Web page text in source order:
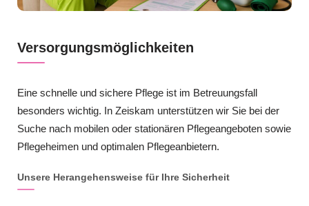
Versorgungsmöglichkeiten
Eine schnelle und sichere Pflege ist im Betreuungsfall
besonders wichtig. In Zeiskam unterstützen wir Sie bei der
Suche nach mobilen oder stationären Pflegeangeboten sowie
Pflegeheimen und optimalen Pflegeanbietern.
Unsere Herangehensweise für Ihre Sicherheit